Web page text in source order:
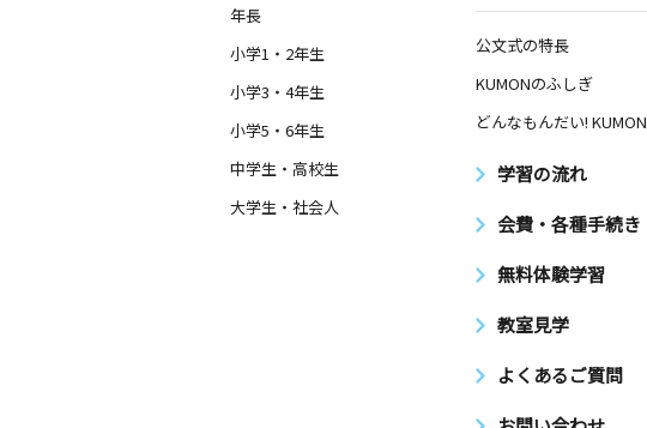
東京都台東区松が谷１丁目４－６ ライオンズマ
ンション上野松が谷４０１
本郷いき坂教室
東京都文京区本郷２丁目１６－１２ ストーク森
山１Ｆ
人形町駅前教室
年長
小学1・2年生
小学3・4年生
小学5・6年生
中学生・高校生
大学生・社会人
公文式の特長
KUMONのふしぎ
どんなもんだい! KUMON
学習の流れ
会費・各種手続き
無料体験学習
教室見学
よくあるご質問